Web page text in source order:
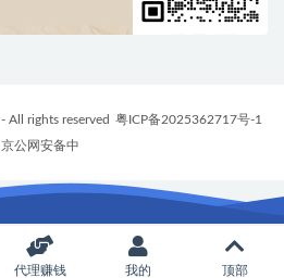
- All rights reserved 粤ICP备2025362717号-1
京公网安备中
代理赚钱 我的 顶部